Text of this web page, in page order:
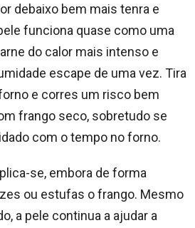
debaixo bem mais tenra e
funciona quase como uma
do calor mais intenso e
escape de uma vez. Tira
e corres um risco bem
frango seco, sobretudo se
com o tempo no forno.
se, embora de forma
ou estufas o frango. Mesmo
a pele continua a ajudar a